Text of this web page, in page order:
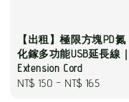
【出租】極限方塊PD氮
化鎵多功能USB延長線｜
Extension Cord
Regular
NT$ 150 - NT$ 165